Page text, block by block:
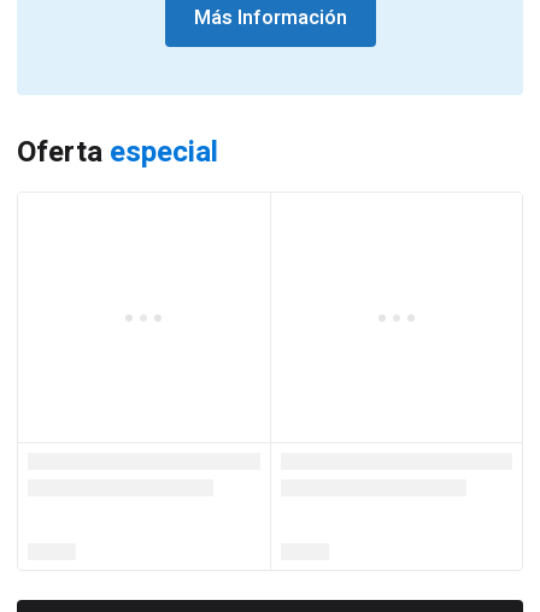
Más Información
Oferta especial